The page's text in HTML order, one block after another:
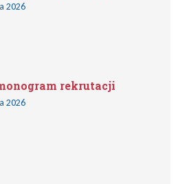
2026
rekrutacji
2026